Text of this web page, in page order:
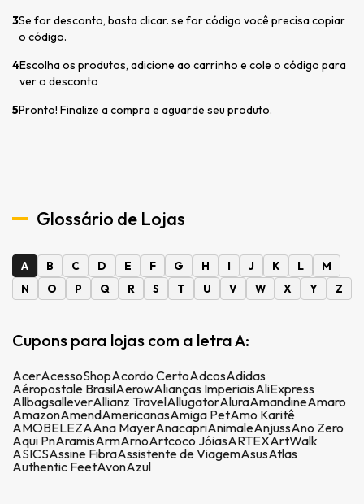
3Se for desconto, basta clicar. se for código você precisa copiar
o código.
4Escolha os produtos, adicione ao carrinho e cole o código para
ver o desconto
5Pronto! Finalize a compra e aguarde seu produto.
Glossário de Lojas
A B C D E F G H I J K L
M
N
O P Q R S T U V W X Y Z
Cupons para lojas com a letra A:
AcerAcessoShopAcordo CertoAdcosAdidas
Aéropostale BrasilAerowAlianças ImperiaisAliExpress
AllbagsalleverAllianz TravelAllugatorAluraAmandineAmaro
AmazonAmendAmericanasAmiga PetAmo Karitê
AMOBELEZAAna MayerAnacapriAnimaleAnjussAno Zero
Aqui PnAramisArmArnoArtcoco JóiasARTEXArtWalk
ASICSAssine FibraAssistente de ViagemAsusAtlas
Authentic FeetAvonAzul